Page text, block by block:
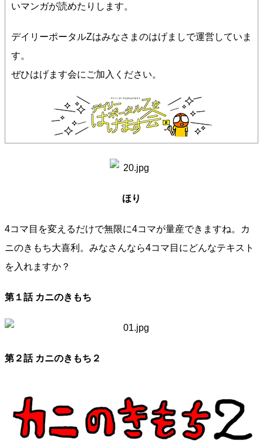
いマンガが読めたりします。
デイリーポータルZはみなさまのはげましで運営していま
す。
ぜひはげます会にご加入ください。
ほり
4コマ目を変えるだけで無限に4コマが量産できますね。カ
ニのきもち大喜利。みなさんなら4コマ目にどんなテキスト
を入れますか？
第１話 カニのきもち
第２話 カニのきもち２